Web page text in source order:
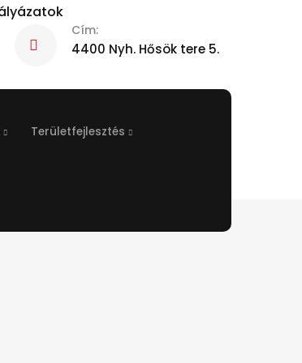
Cím:
4400 Nyh. Hősök tere 5.
Területfejlesztés